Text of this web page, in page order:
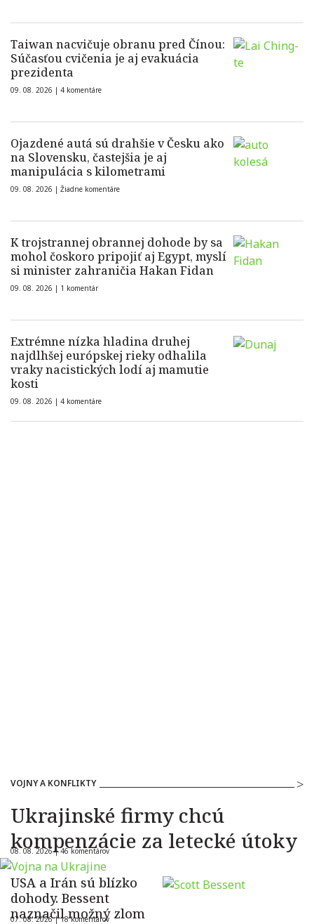
Taiwan nacvičuje obranu pred Čínou:
Súčasťou cvičenia je aj evakuácia
prezidenta
09. 08. 2026 | 4 komentáre
Ojazdené autá sú drahšie v Česku ako
na Slovensku, častejšia je aj
manipulácia s kilometrami
09. 08. 2026 | Žiadne komentáre
K trojstrannej obrannej dohode by sa
mohol čoskoro pripojiť aj Egypt, myslí
si minister zahraničia Hakan Fidan
09. 08. 2026 | 1 komentár
Extrémne nízka hladina druhej
najdlhšej európskej rieky odhalila
vraky nacistických lodí aj mamutie
kosti
09. 08. 2026 | 4 komentáre
VOJNY A KONFLIKTY
Ukrajinské firmy chcú
kompenzácie za letecké útoky
08. 08. 2026 |46 komentárov
USA a Irán sú blízko
dohody. Bessent
naznačil možný zlom
07. 08. 2026 |18 komentárov